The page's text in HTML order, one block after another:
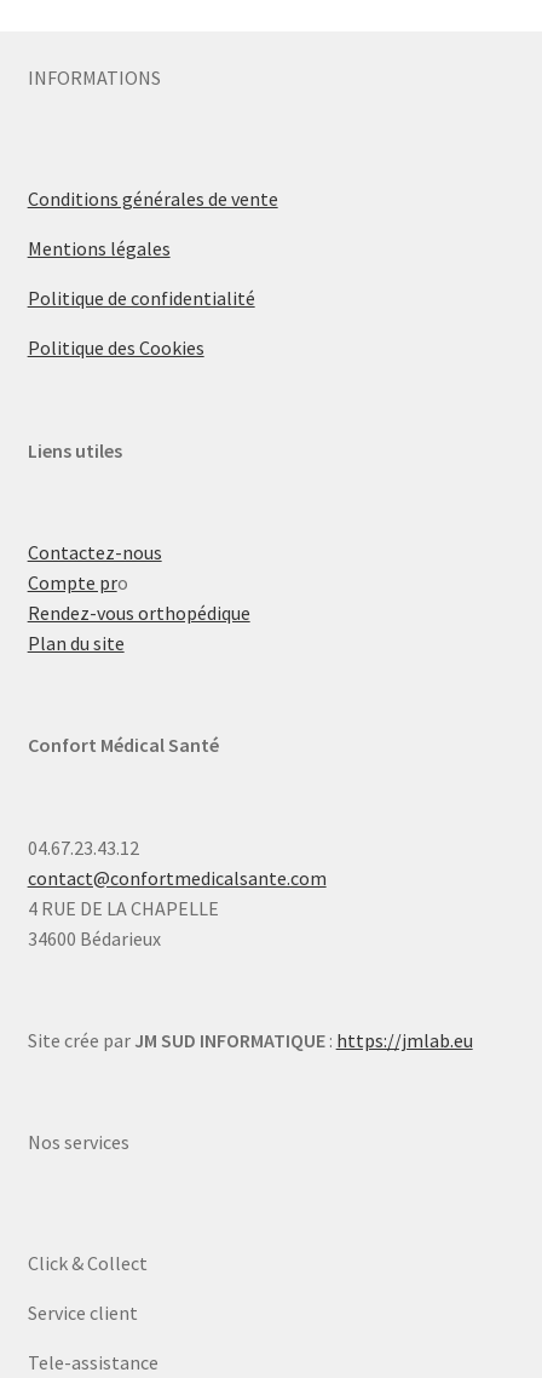
INFORMATIONS
Conditions générales de vente
Mentions légales
Politique de confidentialité
Politique des Cookies
Liens utiles
Contactez-nous
Compte pro
Rendez-vous orthopédique
Plan du site
Confort Médical Santé
04.67.23.43.12
contact@confortmedicalsante.com
4 RUE DE LA CHAPELLE
34600 Bédarieux
Site crée par JM SUD INFORMATIQUE: https://jmlab.eu
Nos services
Click & Collect
Service client
Tele-assistance